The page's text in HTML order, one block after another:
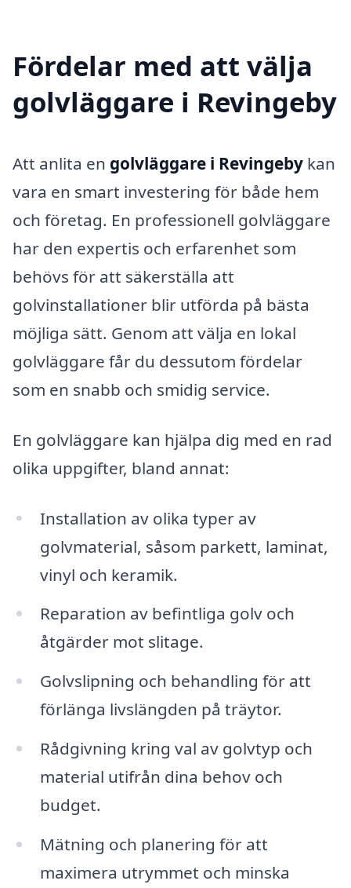
Fördelar med att välja
golvläggare i Revingeby
Att anlita en golvläggare i Revingeby kan
vara en smart investering för både hem
och företag. En professionell golvläggare
har den expertis och erfarenhet som
behövs för att säkerställa att
golvinstallationer blir utförda på bästa
möjliga sätt. Genom att välja en lokal
golvläggare får du dessutom fördelar
som en snabb och smidig service.
En golvläggare kan hjälpa dig med en rad
olika uppgifter, bland annat:
Installation av olika typer av
golvmaterial, såsom parkett, laminat,
vinyl och keramik.
Reparation av befintliga golv och
åtgärder mot slitage.
Golvslipning och behandling för att
förlänga livslängden på träytor.
Rådgivning kring val av golvtyp och
material utifrån dina behov och
budget.
Mätning och planering för att
maximera utrymmet och minska